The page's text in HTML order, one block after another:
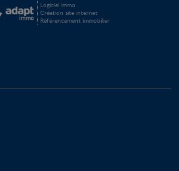
Logiciel immo
Création site internet
Référencement immobilier